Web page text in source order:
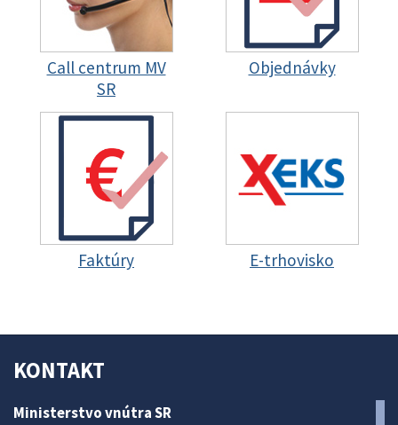
Call centrum MV
SR
Objednávky
Faktúry E-trhovisko
KONTAKT
Ministerstvo vnútra SR